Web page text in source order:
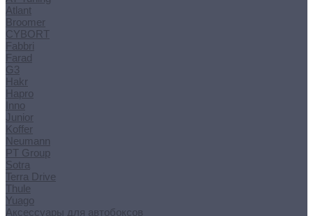
Atlant
Broomer
CYBORT
Fabbri
Farad
G3
Hakr
Hapro
Inno
Junior
Koffer
Neumann
PT Group
Sotra
Terra Drive
Thule
Yuago
Аксессуары для автобоксов